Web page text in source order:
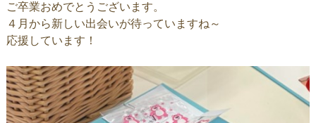
ご卒業おめでとうございます。
４月から新しい出会いが待っていますね～
応援しています！